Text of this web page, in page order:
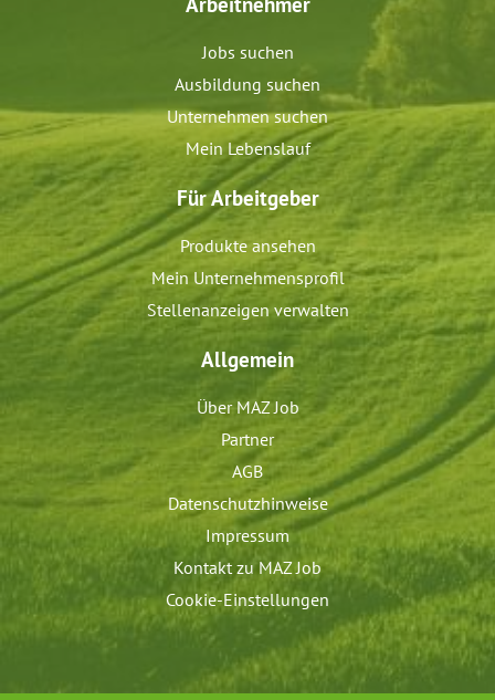
Jobs suchen
Ausbildung suchen
Unternehmen suchen
Mein Lebenslauf
Für Arbeitgeber
Produkte ansehen
Mein Unternehmensprofil
Stellenanzeigen verwalten
Allgemein
Über MAZ Job
Partner
AGB
Datenschutzhinweise
Impressum
Kontakt zu MAZ Job
Cookie-Einstellungen